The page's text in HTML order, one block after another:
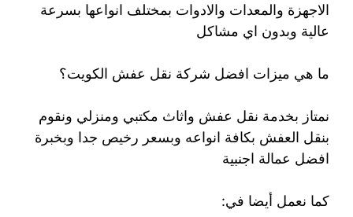
الاجهزة والمعدات والادوات بمختلف انواعها بسرعة
عالية وبدون اي مشاكل
ما هي ميزات افضل شركة نقل عفش الكويت؟
نمتاز بخدمة نقل عفش واثاث مكتبي ومنزلي ونقوم
بنقل العفش بكافة انواعه وبسعر رخيص جدا وبخبرة
افضل عمالة اجنبية
كما نعمل أيضا في: